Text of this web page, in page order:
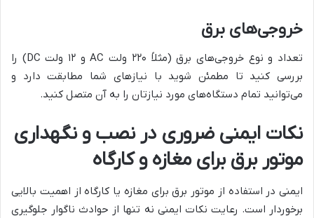
خروجی‌های برق
تعداد و نوع خروجی‌های برق (مثلاً ۲۲۰ ولت AC و ۱۲ ولت DC) را
بررسی کنید تا مطمئن شوید با نیازهای شما مطابقت دارد و
می‌توانید تمام دستگاه‌های مورد نیازتان را به آن متصل کنید.
نکات ایمنی ضروری در نصب و نگهداری
موتور برق برای مغازه و کارگاه
ایمنی در استفاده از موتور برق برای مغازه یا کارگاه از اهمیت بالایی
برخوردار است. رعایت نکات ایمنی نه تنها از حوادث ناگوار جلوگیری